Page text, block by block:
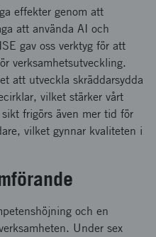
effekter genom att
att använda AI och
gav oss verktyg för att
verksamhetsutveckling.
att utveckla skräddarsydda
vilket stärker vårt
frigörs även mer tid för
vilket gynnar kvaliteten i
och en
Under sex